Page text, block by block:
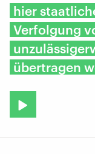
hier
Verfolgung
übertragen